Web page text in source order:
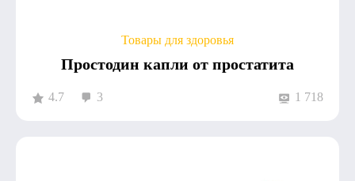
Товары для здоровья
Простодин капли от простатита
4.7 3 1 718